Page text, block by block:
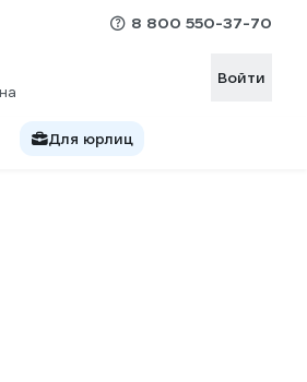
8 800 550-37-70
Войти
Для юрлиц